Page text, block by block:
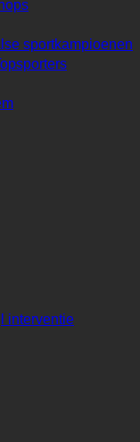
sportkampioenen
interventie